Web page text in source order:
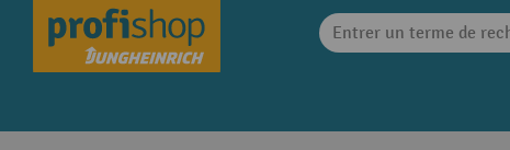
Skip to main navigation